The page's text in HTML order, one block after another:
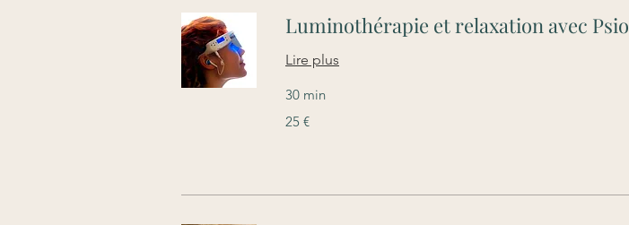
Luminothérapie et relaxation avec Psio
Lire plus
30 min
euros
25 €